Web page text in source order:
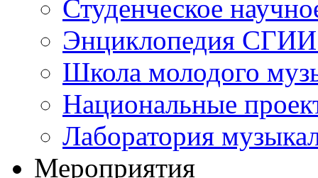
Студенческое
Энциклопедия СГИИ
Школа молодого
Национальные
Лаборатория
Мероприятия